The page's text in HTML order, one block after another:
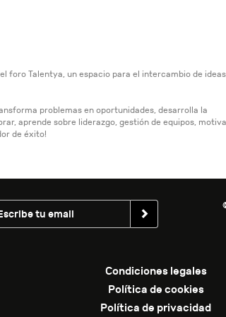
foro Talentya, un espacio para el intercambio de
problemas en oportunidades, desarrolla la
aprende sobre liderazgo, gestión de equipos,
de éxito!
Condiciones legales
Política de cookies
Política de privacidad